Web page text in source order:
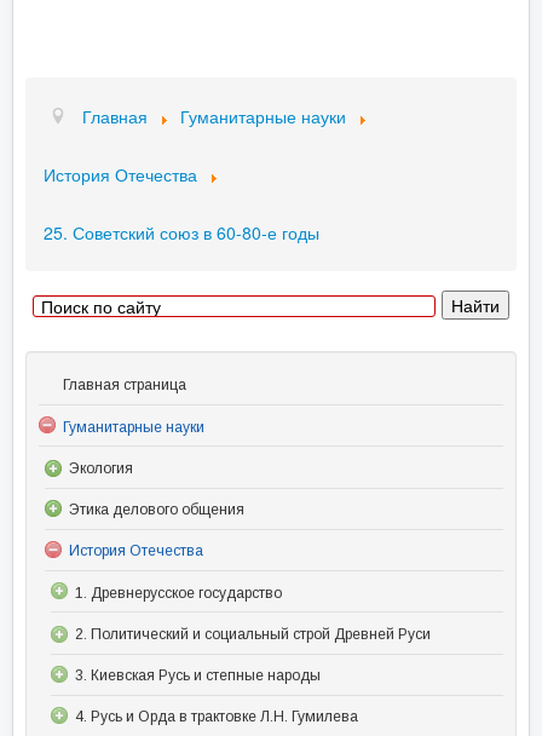
Главная Гуманитарные науки
История Отечества
25. Советский союз в 60-80-е годы
Главная страница
Гуманитарные науки
Экология
Этика делового общения
История Отечества
1. Древнерусское государство
2. Политический и социальный строй Древней Руси
3. Киевская Русь и степные народы
4. Русь и Орда в трактовке Л.Н. Гумилева